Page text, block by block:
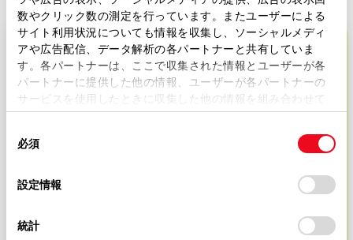
数やクリック数の測定を行っています。またユーザーによる
サイト利用状況についても情報を収集し、ソーシャルメディ
アや広告配信、データ解析の各パートナーと共有していま
す。各パートナーは、ここで収集された情報とユーザーが各
パートナーに提供した他の情報、ユーザーが各パートナーの
サービスを使用したときに収集した他の情報を組み合わせて
使用することがあります。当ウェブサイトの使用を続行する
デバイスにすべてのCookie(クッキー)が保存されることに同
意したことになります。Cookie(クッキー)のオプトアウト、
設定の変更、同意を撤回したりするにあたっては、当社の
「Cookie（クッキー）情報の取り扱いについて
」をご覧くだ
必須
設定情報
統計
すぐに消えない、火が大きく
なったらすぐに逃げよう！！